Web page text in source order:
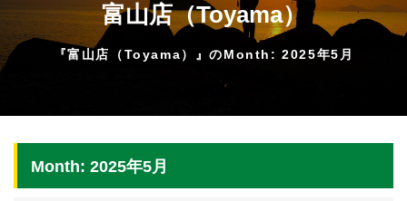
富山店（Toyama）
『富山店（Toyama）』のMonth: 2025年5月
Month: 2025年5月